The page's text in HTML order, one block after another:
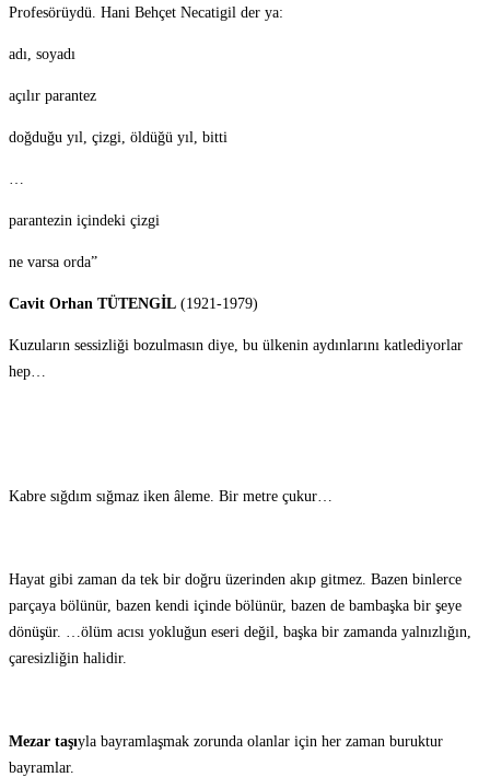
Profesörüydü. Hani Behçet Necatigil der ya:
adı, soyadı
açılır parantez
doğduğu yıl, çizgi, öldüğü yıl, bitti
…
parantezin içindeki çizgi
ne varsa orda”
Cavit Orhan TÜTENGİL (1921-1979)
Kuzuların sessizliği bozulmasın diye, bu ülkenin aydınlarını katlediyorlar
hep…
Kabre sığdım sığmaz iken âleme. Bir metre çukur…
Hayat gibi zaman da tek bir doğru üzerinden akıp gitmez. Bazen binlerce
parçaya bölünür, bazen kendi içinde bölünür, bazen de bambaşka bir şeye
dönüşür. …ölüm acısı yokluğun eseri değil, başka bir zamanda yalnızlığın,
çaresizliğin halidir.
Mezar taşıyla bayramlaşmak zorunda olanlar için her zaman buruktur
bayramlar.